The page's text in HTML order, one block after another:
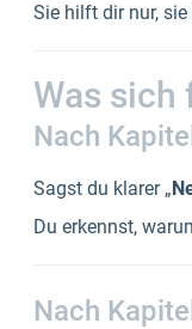
Sie hilft dir nur,
Was sich
Nach
Sagst du klarer „
Du erkennst,
Nach